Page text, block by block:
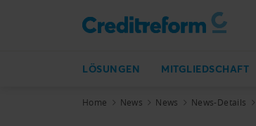
LÖSUNGEN MITGLIEDSCHAFT
Home News News News-Details